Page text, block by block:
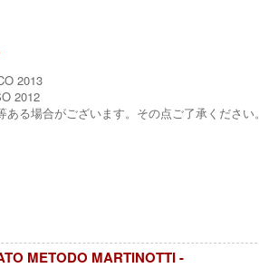
2013
2012
る場合がございます。その点ご了承ください。
METODO MARTINOTTI -